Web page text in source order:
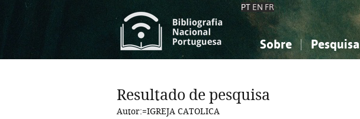
PT EN FR
Sobre Pesquisa
Ciências sociais...
Ciências sociais...
Resultado de pesquisa
Autor:=IGREJA CATOLICA